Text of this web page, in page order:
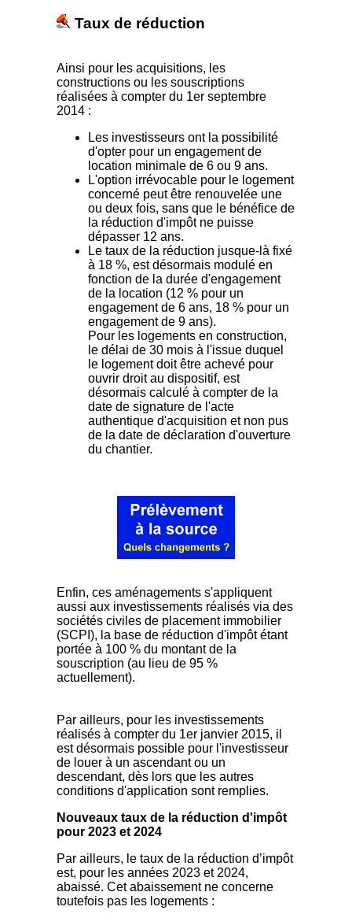
Taux de réduction
Ainsi pour les acquisitions, les
constructions ou les souscriptions
réalisées à compter du 1er septembre
2014 :
Les investisseurs ont la possibilité
d'opter pour un engagement de
location minimale de 6 ou 9 ans.
L'option irrévocable pour le logement
concerné peut être renouvelée une
ou deux fois, sans que le bénéfice de
la réduction d'impôt ne puisse
dépasser 12 ans.
Le taux de la réduction jusque-là fixé
à 18 %, est désormais modulé en
fonction de la durée d'engagement
de la location (12 % pour un
engagement de 6 ans, 18 % pour un
engagement de 9 ans).
Pour les logements en construction,
le délai de 30 mois à l'issue duquel
le logement doit être achevé pour
ouvrir droit au dispositif, est
désormais calculé à compter de la
date de signature de l'acte
authentique d'acquisition et non pus
de la date de déclaration d'ouverture
du chantier.
Enfin, ces aménagements s'appliquent
aussi aux investissements réalisés via des
sociétés civiles de placement immobilier
(SCPI), la base de réduction d'impôt étant
portée à 100 % du montant de la
souscription (au lieu de 95 %
actuellement).
Par ailleurs, pour les investissements
réalisés à compter du 1er janvier 2015, il
est désormais possible pour l'investisseur
de louer à un ascendant ou un
descendant, dès lors que les autres
conditions d'application sont remplies.
Nouveaux taux de la réduction d'impôt
pour 2023 et 2024
Par ailleurs, le taux de la réduction d’impôt
est, pour les années 2023 et 2024,
abaissé. Cet abaissement ne concerne
toutefois pas les logements :